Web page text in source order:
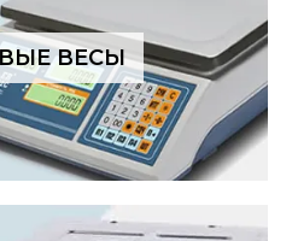
ВЕСЫ